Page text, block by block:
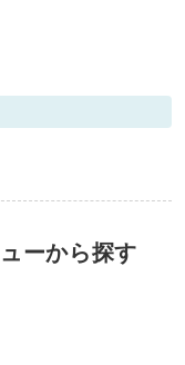
ーから探す